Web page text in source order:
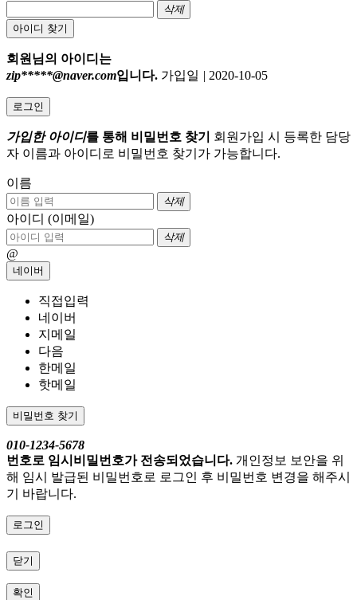
삭제
아이디 찾기
회원님의 아이디는
zip*****@naver.com입니다. 가입일 | 2020-10-05
로그인
가입한 아이디를 통해 비밀번호 찾기
회원가입 시 등록한 담당
자 이름과 아이디로 비밀번호 찾기가 가능합니다.
이름
삭제
아이디 (이메일)
삭제
@
네이버
직접입력
네이버
지메일
다음
한메일
핫메일
비밀번호 찾기
010-1234-5678
번호로 임시비밀번호가 전송되었습니다. 개인정보 보안을 위
해 임시 발급된 비밀번호로 로그인 후 비밀번호 변경을 해주시
기 바랍니다.
로그인
닫기
확인